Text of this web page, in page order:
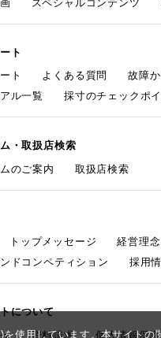
使用しています。本サイト
スペシャルコンテンツ
ト
ト
よくある質問 故障
ル一覧
採寸のチェックポ
・取扱店検索
のご案内
取扱店検索
トップメッセージ 経営理念
ドコンペティション
採用
について
資料請求 個人情報保